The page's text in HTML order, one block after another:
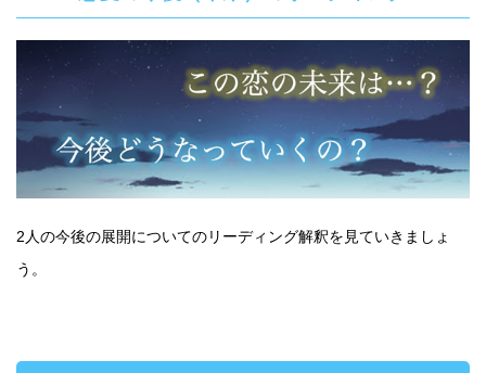
2人の今後の展開についてのリーディング解釈を見ていきましょ
う。